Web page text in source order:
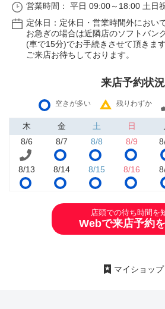
営業時間： 平日 09:00～18:00 土日
定休日：定休日・営業時間外において
お急ぎの場合は近隣店のソフトバン
(車で15分)でお手続きさせて頂きます
ご来店お待ちしております。
来店予約状況
空きが多い 残りわずか
木 金 土 日
8/6
8/7 8/8 8/9
8/13 8/14 8/15 8/16
店頭での待ち時間を
Webで来店予約
マイショップ